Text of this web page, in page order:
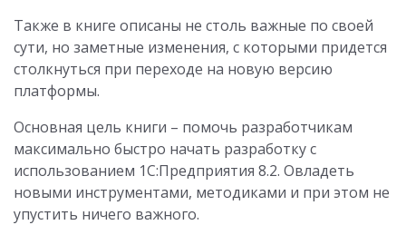
Также в книге описаны не столь важные по своей
сути, но заметные изменения, с которыми придется
столкнуться при переходе на новую версию
платформы.
Основная цель книги – помочь разработчикам
максимально быстро начать разработку с
использованием 1С:Предприятия 8.2. Овладеть
новыми инструментами, методиками и при этом не
упустить ничего важного.